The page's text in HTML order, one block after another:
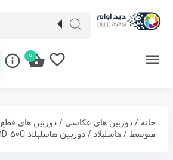
0
خانه / دوربین های عکاسی / دوربین های قطع
متوسط / هاسلبلاد/ دوربین هاسلبلاد X1D-50C